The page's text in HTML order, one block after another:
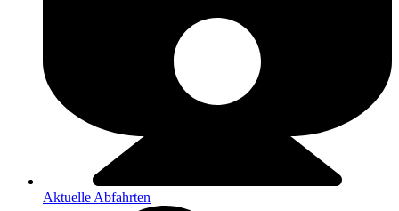
Aktuelle Abfahrten